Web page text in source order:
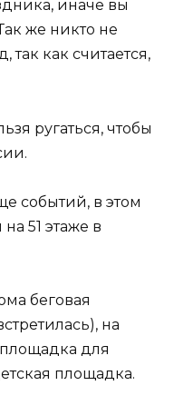
иначе вы
же никто не
так как считается,
ругаться, чтобы
событий, в этом
51 этаже в
беговая
на
для
площадка.